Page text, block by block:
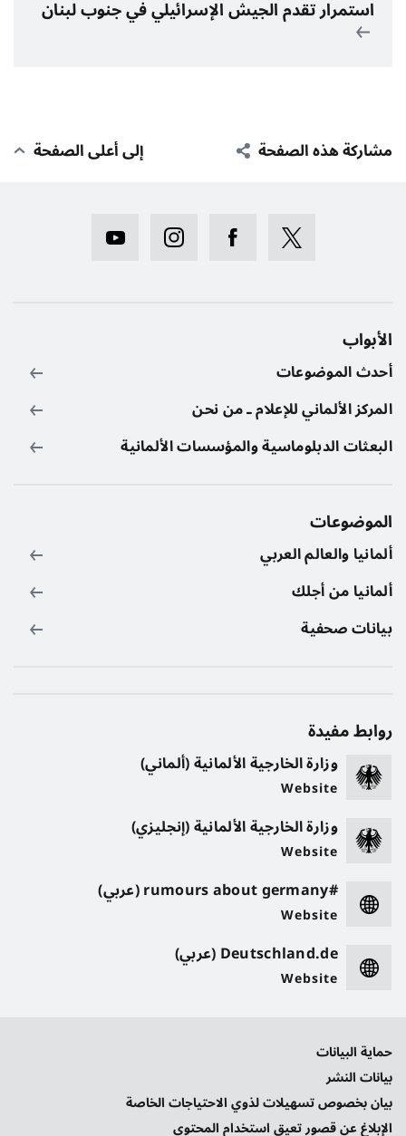
استمرار تقدم الجيش الإسرائيلي في جنوب لبنان
مشاركة هذه الصفحة إلى أعلى الصفحة
الأبواب
أحدث الموضوعات
المركز الألماني للإعلام ـ من نحن
البعثات الدبلوماسية والمؤسسات الألمانية
الموضوعات
ألمانيا والعالم العربي
ألمانيا من أجلك
بيانات صحفية
روابط مفيدة
وزارة الخارجية الألمانية (ألماني)
Website
وزارة الخارجية الألمانية (إنجليزي)
Website
#rumours about germany (عربي)
Website
Deutschland.de (عربي)
Website
حماية البيانات
بيانات النشر
بيان بخصوص تسهيلات لذوي الاحتياجات الخاصة
الإبلاغ عن قصور تعيق استخدام المحتوى